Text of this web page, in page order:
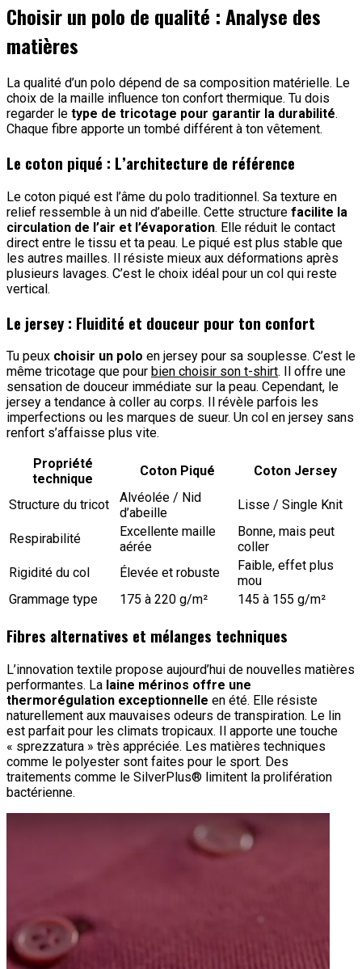
Choisir un polo de qualité : Analyse des
matières
La qualité d’un polo dépend de sa composition matérielle. Le
choix de la maille influence ton confort thermique. Tu dois
regarder le type de tricotage pour garantir la durabilité.
Chaque fibre apporte un tombé différent à ton vêtement.
Le coton piqué : L’architecture de référence
Le coton piqué est l’âme du polo traditionnel. Sa texture en
relief ressemble à un nid d’abeille. Cette structure facilite la
circulation de l’air et l’évaporation. Elle réduit le contact
direct entre le tissu et ta peau. Le piqué est plus stable que
les autres mailles. Il résiste mieux aux déformations après
plusieurs lavages. C’est le choix idéal pour un col qui reste
vertical.
Le jersey : Fluidité et douceur pour ton confort
Tu peux choisir un polo en jersey pour sa souplesse. C’est le
même tricotage que pour bien choisir son t-shirt. Il offre une
sensation de douceur immédiate sur la peau. Cependant, le
jersey a tendance à coller au corps. Il révèle parfois les
imperfections ou les marques de sueur. Un col en jersey sans
renfort s’affaisse plus vite.
Propriété
technique
Coton Piqué Coton Jersey
Structure du tricot
Alvéolée / Nid
d’abeille
Lisse / Single Knit
Respirabilité
Excellente maille
aérée
Bonne, mais peut
coller
Rigidité du col
Élevée et robuste
Faible, effet plus
mou
Grammage type
175 à 220 g/m² 145 à 155 g/m²
Fibres alternatives et mélanges techniques
L’innovation textile propose aujourd’hui de nouvelles matières
performantes. La laine mérinos offre une
thermorégulation exceptionnelle en été. Elle résiste
naturellement aux mauvaises odeurs de transpiration. Le lin
est parfait pour les climats tropicaux. Il apporte une touche
« sprezzatura » très appréciée. Les matières techniques
comme le polyester sont faites pour le sport. Des
traitements comme le SilverPlus® limitent la prolifération
bactérienne.